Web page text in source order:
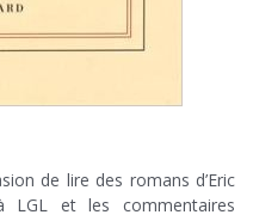
de lire des romans d’Eric
LGL et les commentaires